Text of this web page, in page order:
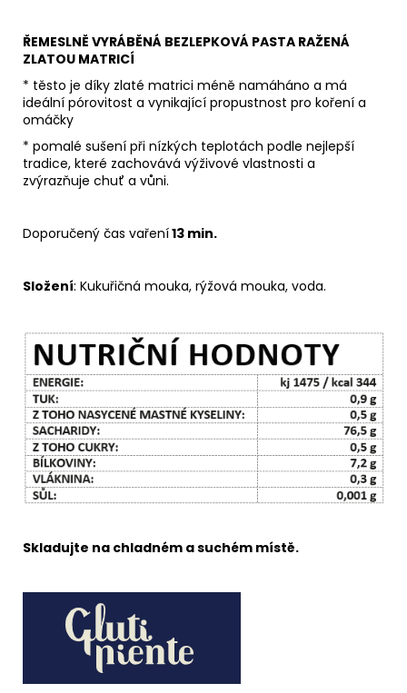
ŘEMESLNĚ VYRÁBĚNÁ BEZLEPKOVÁ PASTA RAŽENÁ
ZLATOU MATRICÍ
* těsto je díky zlaté matrici méně namáháno a má
ideální pórovitost a vynikající propustnost pro koření a
omáčky
* pomalé sušení při nízkých teplotách podle nejlepší
tradice, které zachovává výživové vlastnosti a
zvýrazňuje chuť a vůni.
Doporučený čas vaření13 min.
Složení: Kukuřičná mouka, rýžová mouka, voda.
Skladujte na chladném a suchém místě.